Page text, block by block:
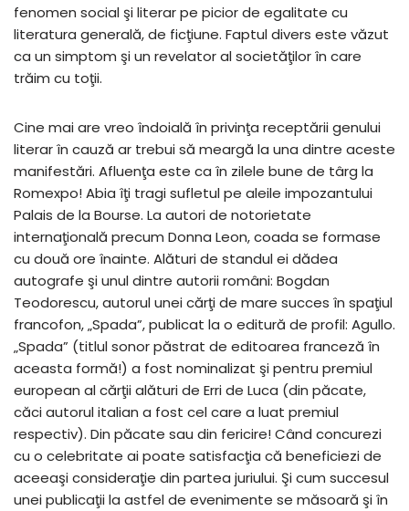
fenomen social şi literar pe picior de egalitate cu
literatura generală, de ficţiune. Faptul divers este văzut
ca un simptom şi un revelator al societăţilor în care
trăim cu toţii.
Cine mai are vreo îndoială în privinţa receptării genului
literar în cauză ar trebui să meargă la una dintre aceste
manifestări. Afluenţa este ca în zilele bune de târg la
Romexpo! Abia îţi tragi sufletul pe aleile impozantului
Palais de la Bourse. La autori de notorietate
internaţională precum Donna Leon, coada se formase
cu două ore înainte. Alături de standul ei dădea
autografe şi unul dintre autorii români: Bogdan
Teodorescu, autorul unei cărţi de mare succes în spaţiul
francofon, „Spada”, publicat la o editură de profil: Agullo.
„Spada” (titlul sonor păstrat de editoarea franceză în
aceasta formă!) a fost nominalizat şi pentru premiul
european al cărţii alături de Erri de Luca (din păcate,
căci autorul italian a fost cel care a luat premiul
respectiv). Din păcate sau din fericire! Când concurezi
cu o celebritate ai poate satisfacţia că beneficiezi de
aceeaşi consideraţie din partea juriului. Şi cum succesul
unei publicaţii la astfel de evenimente se măsoară şi în